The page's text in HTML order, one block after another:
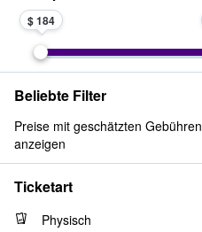
$ 184
Beliebte Filter
Preise mit geschätzten Gebühren
anzeigen
Ticketart
Physisch